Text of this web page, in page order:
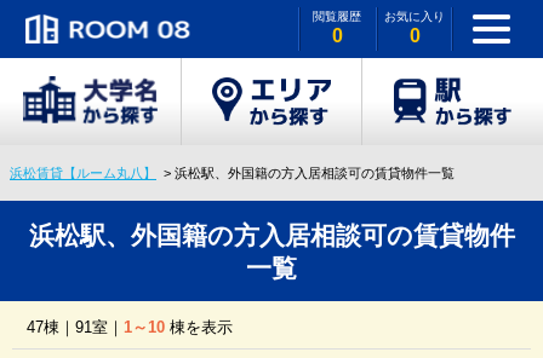
閲覧履歴
0
お気に入り
0
浜松賃貸【ルーム丸八】 浜松駅、外国籍の方入居相談可の賃貸物件一覧
浜松駅、外国籍の方入居相談可の賃貸物件
一覧
47棟｜91室｜ 1～10 棟を表示